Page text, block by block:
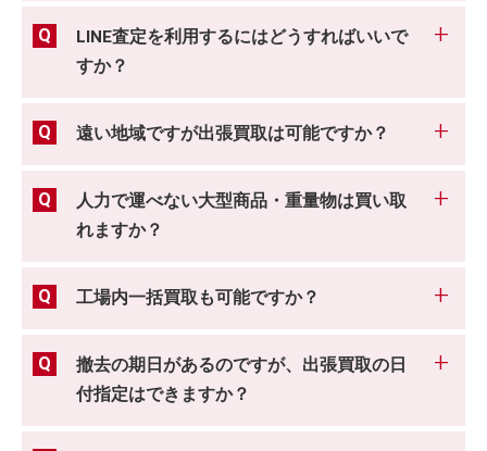
LINE査定を利用するにはどうすればいいで
すか？
遠い地域ですが出張買取は可能ですか？
人力で運べない大型商品・重量物は買い取
れますか？
工場内一括買取も可能ですか？
撤去の期日があるのですが、出張買取の日
付指定はできますか？